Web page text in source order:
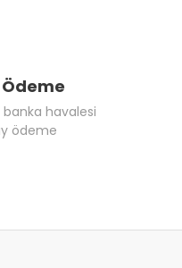
banka havalesi
ödeme